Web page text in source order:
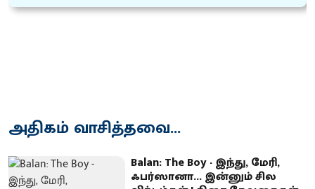
அதிகம் வாசித்தவை...
Balan: The Boy - இந்து, மேரி,
ஃபர்ஸானா... இன்னும் சில